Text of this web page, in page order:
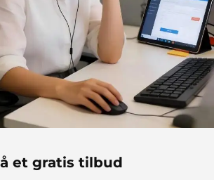
et gratis tilbud